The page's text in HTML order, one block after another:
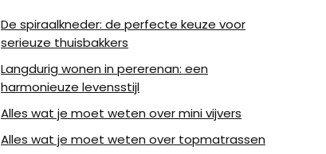
De spiraalkneder: de perfecte keuze voor
serieuze thuisbakkers
Langdurig wonen in pererenan: een
harmonieuze levensstijl
Alles wat je moet weten over mini vijvers
Alles wat je moet weten over topmatrassen